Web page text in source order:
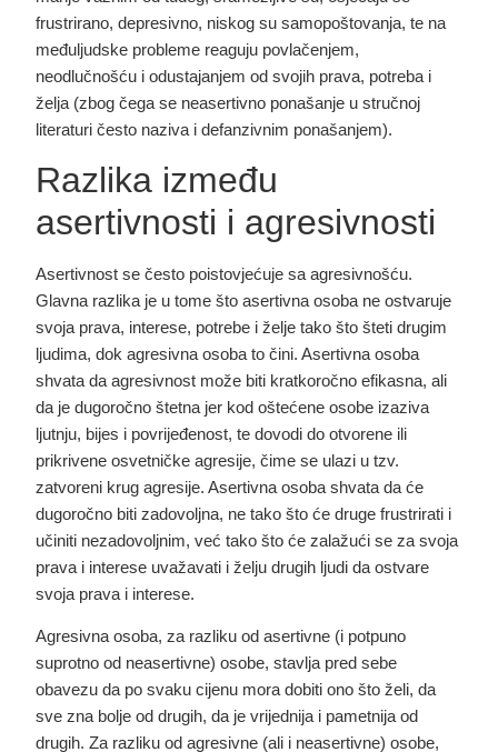
frustrirano, depresivno, niskog su samopoštovanja, te na
međuljudske probleme reaguju povlačenjem,
neodlučnošću i odustajanjem od svojih prava, potreba i
želja (zbog čega se neasertivno ponašanje u stručnoj
literaturi često naziva i defanzivnim ponašanjem).
Razlika između
asertivnosti i agresivnosti
Asertivnost se često poistovjećuje sa agresivnošću.
Glavna razlika je u tome što asertivna osoba ne ostvaruje
svoja prava, interese, potrebe i želje tako što šteti drugim
ljudima, dok agresivna osoba to čini. Asertivna osoba
shvata da agresivnost može biti kratkoročno efikasna, ali
da je dugoročno štetna jer kod oštećene osobe izaziva
ljutnju, bijes i povrijeđenost, te dovodi do otvorene ili
prikrivene osvetničke agresije, čime se ulazi u tzv.
zatvoreni krug agresije. Asertivna osoba shvata da će
dugoročno biti zadovoljna, ne tako što će druge frustrirati i
učiniti nezadovoljnim, već tako što će zalažući se za svoja
prava i interese uvažavati i želju drugih ljudi da ostvare
svoja prava i interese.
Agresivna osoba, za razliku od asertivne (i potpuno
suprotno od neasertivne) osobe, stavlja pred sebe
obavezu da po svaku cijenu mora dobiti ono što želi, da
sve zna bolje od drugih, da je vrijednija i pametnija od
drugih. Za razliku od agresivne (ali i neasertivne) osobe,